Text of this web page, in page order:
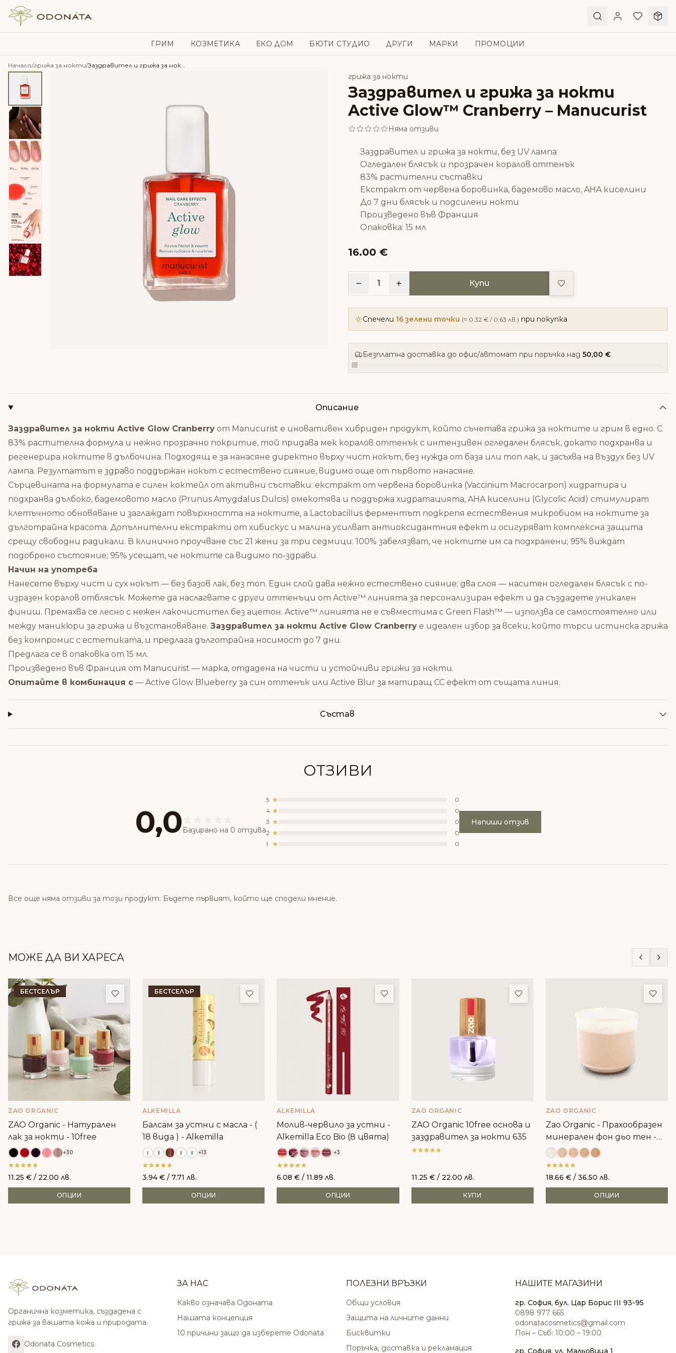
Skip to content
ГРИМ КОЗМЕТИКА ЕКО ДОМ БЮТИ СТУДИО ДРУГИ МАРКИ ПРОМОЦИИ
Начало/грижа за нокти/ Заздравител и грижа за нокти Active Glow™ Cranberry – Manucurist
грижа за нокти
Заздравител и грижа за нокти
Active Glow™ Cranberry – Manucurist
Няма отзиви
Заздравител и грижа за нокти, без UV лампа
Огледален блясък и прозрачен коралов оттенък
83% растителни съставки
Екстракт от червена боровинка, бадемово масло, AHA киселини
До 7 дни блясък и подсилени нокти
Произведено във Франция
Опаковка: 15 мл
16.00 €
1 Купи Добави в любими
Спечели 16 зелени точки (≈ 0.32 € / 0.63 лв.) при покупка
Безплатна доставка до офис/автомат при поръчка над 50,00 €
Описание
Заздравител за нокти Active Glow Cranberry от Manucurist е иновативен хибриден продукт, който съчетава грижа за ноктите и грим в едно. С
83% растителна формула и нежно прозрачно покритие, той придава мек коралов оттенък с интензивен огледален блясък, докато подхранва и
регенерира ноктите в дълбочина. Подходящ е за нанасяне директно върху чист нокът, без нужда от база или топ лак, и засъхва на въздух без UV
лампа. Резултатът е здраво поддържан нокът с естествено сияние, видимо още от първото нанасяне.
Сърцевината на формулата е силен коктейл от активни съставки: екстракт от червена боровинка (Vaccinium Macrocarpon) хидратира и
подхранва дълбоко, бадемовото масло (Prunus Amygdalus Dulcis) омекотява и поддържа хидратацията, AHA киселини (Glycolic Acid) стимулират
клетъчното обновяване и заглаждат повърхността на ноктите, а Lactobacillus ферментът подкрепя естествения микробиом на ноктите за
дълготрайна красота. Допълнителни екстракти от хибискус и малина усилват антиоксидантния ефект и осигуряват комплексна защита
срещу свободни радикали. В клинично проучване със 21 жени за три седмици: 100% забелязват, че ноктите им са подхранени; 95% виждат
подобрено състояние; 95% усещат, че ноктите са видимо по-здрави.
Начин на употреба
Нанесете върху чист и сух нокът — без базов лак, без топ. Един слой дава нежно естествено сияние; два слоя — наситен огледален блясък с по-
изразен коралов отблясък. Можете да наслагвате с други оттенъци от Active™ линията за персонализиран ефект и да създадете уникален
финиш. Премахва се лесно с нежен лакочистител без ацетон. Active™ линията не е съвместима с Green Flash™ — използва се самостоятелно или
между маникюри за грижа и възстановяване. Заздравител за нокти Active Glow Cranberry е идеален избор за всеки, който търси истинска грижа
без компромис с естетиката, и предлага дълготрайна носимост до 7 дни.
Предлага се в опаковка от 15 мл.
Произведено във Франция от Manucurist — марка, отдадена на чисти и устойчиви грижи за нокти.
Опитайте в комбинация с — Active Glow Blueberry за син оттенък или Active Blur за матиращ CC ефект от същата линия.
Състав
ОТЗИВИ
0,0 Базирано на 0 отзива
5
0
4
0
3
0
2
0
1
0
Напиши отзив
Все още няма отзиви за този продукт. Бъдете първият, който ще сподели мнение.
МОЖЕ ДА ВИ ХАРЕСА
БЕСТСЕЛЪР Добави в любими
ZAO ORGANIC
ZAO Organic - Натурален
лак за нокти - 10free
+30
11.25 € / 22.00 лв.
ОПЦИИ
БЕСТСЕЛЪР Добави в любими
ALKEMILLA
Балсам за устни с масла - (
18 вида ) - Alkemilla
+13
3.94€ / 7.71 лв.
ОПЦИИ
Добави в любими
ALKEMILLA
Молив-червило за устни -
Alkemilla Eco Bio (8 цвята)
+3
6.08€ / 11.89 лв.
ОПЦИИ
Добави в любими
ZAO ORGANIC
ZAO Organic 10free основа и
заздравител за нокти 635
11.25 €/ 22.00 лв.
КУПИ
ZAO ORGANIC
Zao Organic - Прахообразен
минерален фон дьо тен -
пълнител
18.66 €/ 36.50 лв.
ОПЦИИ
Органична козметика, създадена с
грижа за вашата кожа и природата.
Odonata Cosmetics
ЗА НАС
Какво означава Одоната
Нашата концепция
10 причини защо да изберете Odonata
ПОЛЕЗНИ ВРЪЗКИ
Общи условия
Защита на личните данни
Бисквитки
Поръчка, доставка и рекламация
НАШИТЕ МАГАЗИНИ
гр. София, бул. Цар Борис III 93-95
0898 977 665
odonatacosmetics@gmail.com
Пон – Съб: 10:00 – 19:00
гр. София, ул. Мальовица 1